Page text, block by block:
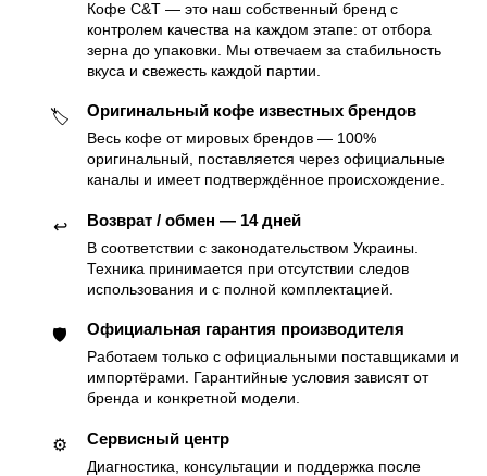
Кофе C&T — это наш собственный бренд с
контролем качества на каждом этапе: от отбора
зерна до упаковки. Мы отвечаем за стабильность
вкуса и свежесть каждой партии.
🏷 Оригинальный кофе известных брендов
Весь кофе от мировых брендов — 100%
оригинальный, поставляется через официальные
каналы и имеет подтверждённое происхождение.
↩️ Возврат / обмен — 14 дней
В соответствии с законодательством Украины.
Техника принимается при отсутствии следов
использования и с полной комплектацией.
🛡 Официальная гарантия производителя
Работаем только с официальными поставщиками и
импортёрами. Гарантийные условия зависят от
бренда и конкретной модели.
⚙️ Сервисный центр
Диагностика, консультации и поддержка после